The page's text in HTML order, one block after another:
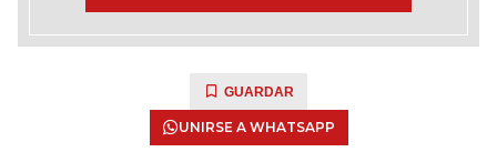
GUARDAR
UNIRSE A WHATSAPP